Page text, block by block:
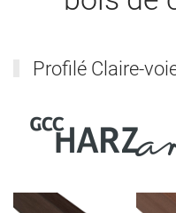
Profilé Claire-